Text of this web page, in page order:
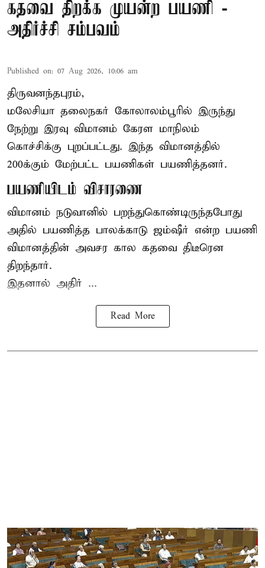
கதவை திறக்க முயன்ற பயணி -
அதிர்ச்சி சம்பவம்
Published on: 07 Aug 2026, 10:06 am
திருவனந்தபுரம்,
மலேசியா தலைநகர் கோலாலம்பூரில் இருந்து
நேற்று இரவு விமானம் கேரள மாநிலம்
கொச்சிக்கு புறப்பட்டது. இந்த விமானத்தில்
200க்கும் மேற்பட்ட பயணிகள் பயணித்தனர்.
பயணியிடம் விசாரணை
விமானம் நடுவானில் பறந்துகொண்டிருந்தபோது
அதில் பயணித்த பாலக்காடு ஜம்ஷீர் என்ற பயணி
விமானத்தின் அவசர கால கதவை திடீரென
திறந்தார்.
இதனால் அதிர் ...
Read More